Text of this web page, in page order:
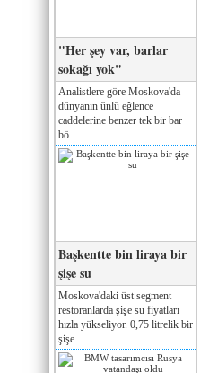
"Her şey var, barlar
sokağı yok"
Analistlere göre Moskova'da
dünyanın ünlü eğlence
caddelerine benzer tek bir bar
bö...
Başkentte bin liraya bir
şişe su
Moskova'daki üst segment
restoranlarda şişe su fiyatları
hızla yükseliyor. 0,75 litrelik bir
şişe ...